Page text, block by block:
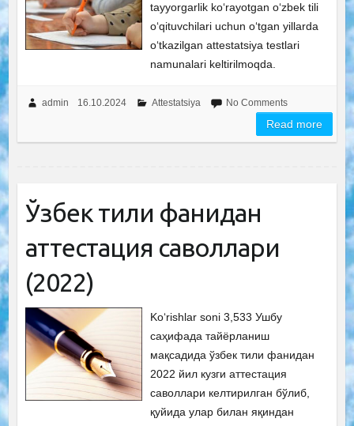
tayyorgarlik ko‘rayotgan o‘zbek tili
o‘qituvchilari uchun o‘tgan yillarda
o‘tkazilgan attestatsiya testlari
namunalari keltirilmoqda.
admin 16.10.2024 Attestatsiya No Comments
Read more
Ўзбек тили фанидан
аттестация саволлари
(2022)
Ko‘rishlar soni 3,533 Ушбу
саҳифада тайёрланиш
мақсадида ўзбек тили фанидан
2022 йил кузги аттестация
саволлари келтирилган бўлиб,
қуйида улар билан яқиндан